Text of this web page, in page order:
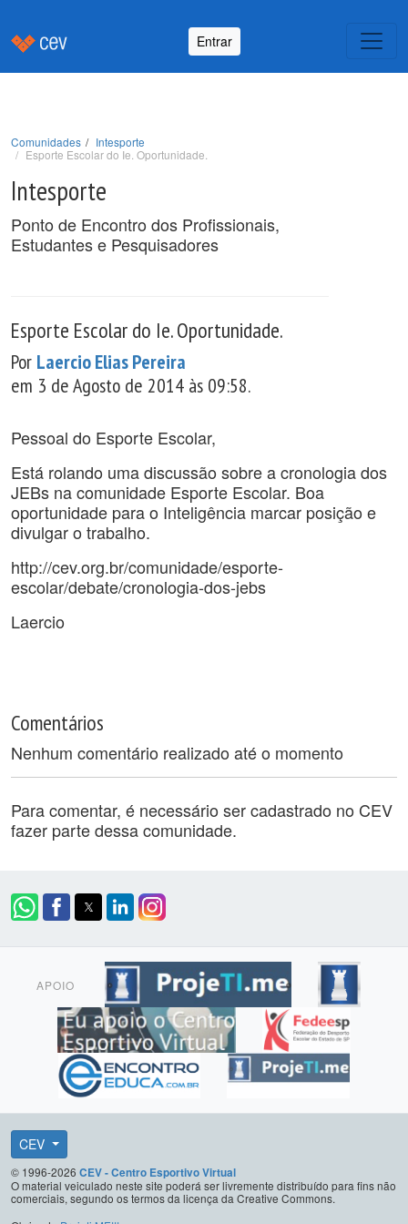
Entrar
Comunidades
Intesporte
Esporte Escolar do Ie. Oportunidade.
Intesporte
Ponto de Encontro dos Profissionais,
Estudantes e Pesquisadores
Esporte Escolar do Ie. Oportunidade.
Por Laercio Elias Pereira
em 3 de Agosto de 2014 às 09:58.
Pessoal do Esporte Escolar,
Está rolando uma discussão sobre a cronologia dos
JEBs na comunidade Esporte Escolar. Boa
oportunidade para o Inteligência marcar posição e
divulgar o trabalho.
http://cev.org.br/comunidade/esporte-
escolar/debate/cronologia-dos-jebs
Laercio
Comentários
Nenhum comentário realizado até o momento
Para comentar, é necessário ser cadastrado no CEV
fazer parte dessa comunidade.
APOIO
CEV
© 1996-2026 CEV - Centro Esportivo Virtual
O material veiculado neste site poderá ser livremente distribuído para fins não
comerciais, segundo os termos da licença da Creative Commons.